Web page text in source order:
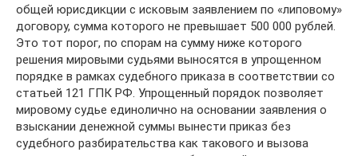
общей юрисдикции с исковым заявлением по «липовому»
договору, сумма которого не превышает 500 000 рублей.
Это тот порог, по спорам на сумму ниже которого
решения мировыми судьями выносятся в упрощенном
порядке в рамках судебного приказа в соответствии со
статьей 121 ГПК РФ. Упрощенный порядок позволяет
мировому судье единолично на основании заявления о
взыскании денежной суммы вынести приказ без
судебного разбирательства как такового и вызова